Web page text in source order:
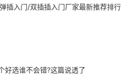
插入门/双插插入门厂家最新推荐排行
好选谁不会错?这篇说透了